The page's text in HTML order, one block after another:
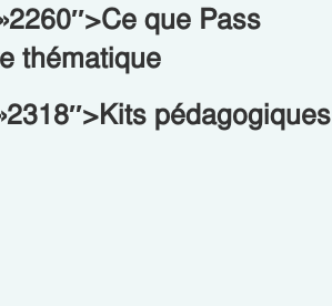
que Pass
thématique
pédagogiques